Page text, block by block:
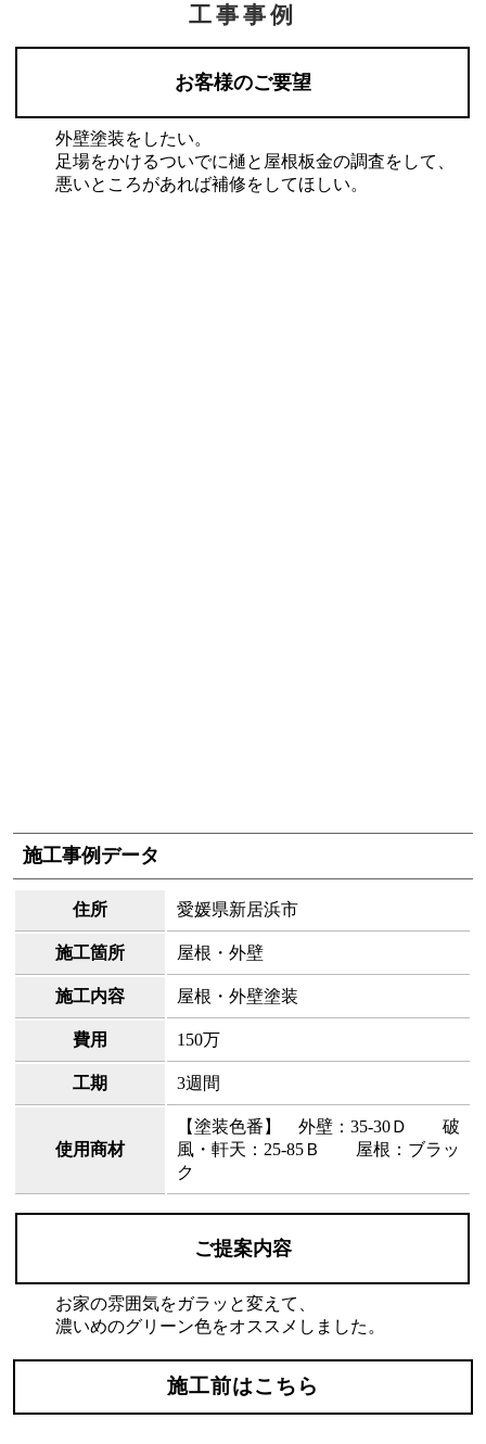
工事事例
お客様のご要望
外壁塗装をしたい。
足場をかけるついでに樋と屋根板金の調査をして、
悪いところがあれば補修をしてほしい。
施工事例データ
住所 愛媛県新居浜市
施工箇所 屋根・外壁
施工内容 屋根・外壁塗装
費用 150万
工期 3週間
使用商材
【塗装色番】 外壁：35-30Ｄ 破
風・軒天：25-85Ｂ 屋根：ブラッ
ク
ご提案内容
お家の雰囲気をガラッと変えて、
濃いめのグリーン色をオススメしました。
施工前はこちら